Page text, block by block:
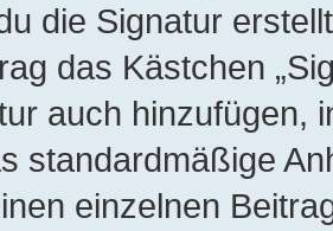
die Signatur
das Kästchen
auch hinzufügen,
standardmäßige
einzelnen